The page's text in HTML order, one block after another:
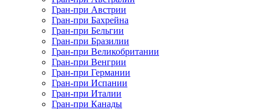
Гран-при Австрии
Гран-при Бахрейна
Гран-при Бельгии
Гран-при Бразилии
Гран-при Великобритании
Гран-при Венгрии
Гран-при Германии
Гран-при Испании
Гран-при Италии
Гран-при Канады